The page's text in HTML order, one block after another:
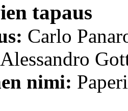
tapaus
Carlo
Alessandro
nimi: